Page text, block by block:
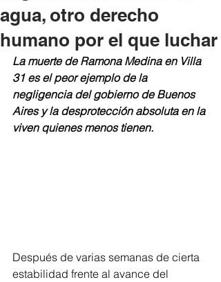
agua, otro derecho
humano por el que luchar
La muerte de Ramona Medina en Villa
31 es el peor ejemplo de la
negligencia del gobierno de Buenos
Aires y la desprotección absoluta en la
viven quienes menos tienen.
Después de varias semanas de cierta
estabilidad frente al avance del